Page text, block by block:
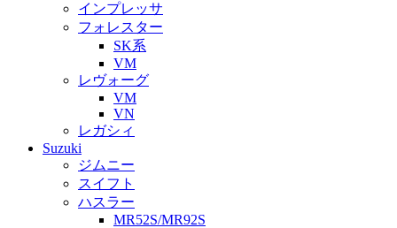
インプレッサ
フォレスター
SK系
VM
レヴォーグ
VM
VN
レガシィ
Suzuki
ジムニー
スイフト
ハスラー
MR52S/MR92S